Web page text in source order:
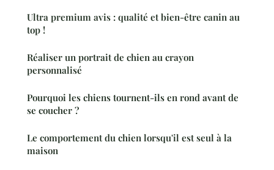
Ultra premium avis : qualité et bien-être canin au
top !
Réaliser un portrait de chien au crayon
personnalisé
Pourquoi les chiens tournent-ils en rond avant de
se coucher ?
Le comportement du chien lorsqu'il est seul à la
maison